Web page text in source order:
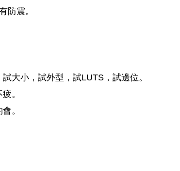
防震。
大小，試外型，試LUTS，試邊位。
。
。